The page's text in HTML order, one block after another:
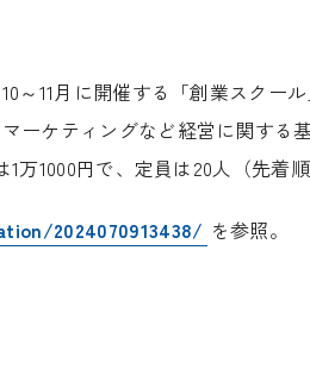
11月に開催する「創業スクー
ーケティングなど経営に関する
1000円で、定員は20人（先着順
2024070913438/ を参照。